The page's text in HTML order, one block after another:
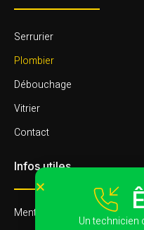
Serrurier
Plombier
Débouchage
Vitrier
Contact
Infos utiles
Mentions légales
Un technicien